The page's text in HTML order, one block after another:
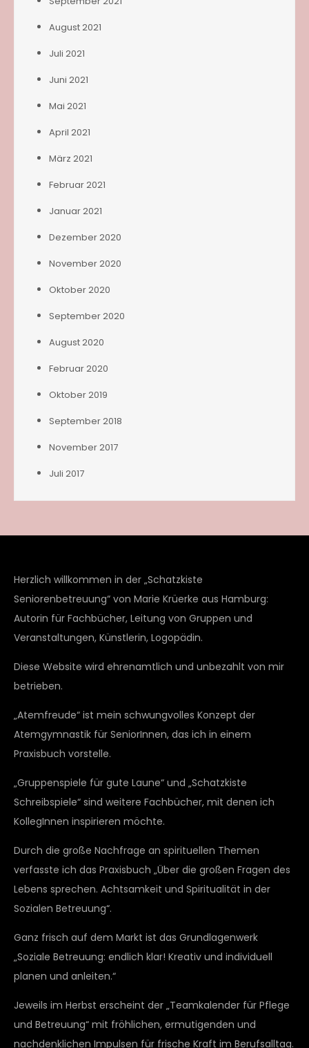
August 2021
Juli 2021
Juni 2021
Mai 2021
April 2021
März 2021
Februar 2021
Januar 2021
Dezember 2020
November 2020
Oktober 2020
September 2020
August 2020
Februar 2020
Oktober 2019
September 2018
November 2017
Juli 2017
Herzlich willkommen in der „Schatzkiste
Seniorenbetreuung“ von Marie Krüerke aus Hamburg:
Autorin für Fachbücher, Leitung von Gruppen und
Veranstaltungen, Künstlerin, Logopädin.
Diese Website wird ehrenamtlich und unbezahlt von mir
betrieben.
„Atemfreude“ ist mein schwungvolles Konzept der
Atemgymnastik für SeniorInnen, das ich in einem
Praxisbuch vorstelle.
„Gruppenspiele für gute Laune“ und „Schatzkiste
Schreibspiele“ sind weitere Fachbücher, mit denen ich
KollegInnen inspirieren möchte.
Durch die große Nachfrage an spirituellen Themen
verfasste ich das Praxisbuch „Über die großen Fragen des
Lebens sprechen. Achtsamkeit und Spiritualität in der
Sozialen Betreuung“.
Ganz frisch auf dem Markt ist das Grundlagenwerk
„Soziale Betreuung: endlich klar! Kreativ und individuell
planen und anleiten.“
Jeweils im Herbst erscheint der „Teamkalender für Pflege
und Betreuung“ mit fröhlichen, ermutigenden und
nachdenklichen Impulsen für frische Kraft im Berufsalltag.